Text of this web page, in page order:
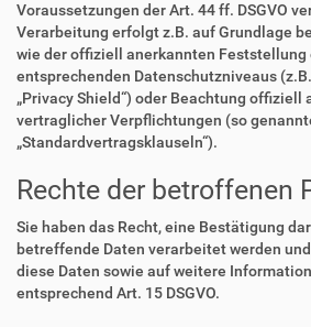
Voraussetzungen der Art. 44 ff. DSGVO
Verarbeitung erfolgt z.B. auf Grundlage
wie der offiziell anerkannten Feststellung
entsprechenden Datenschutzniveaus
„Privacy Shield“) oder Beachtung
vertraglicher Verpflichtungen (so
„Standardvertragsklauseln“).
Rechte der betroffenen
Sie haben das Recht, eine Bestätigung
betreffende Daten verarbeitet werden
diese Daten sowie auf weitere
entsprechend Art. 15 DSGVO.